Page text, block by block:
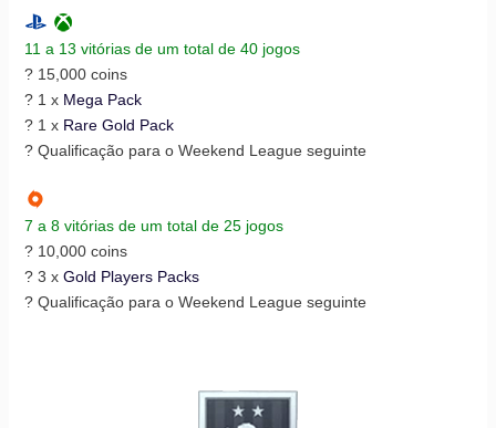
11 a 13 vitórias de um total de 40 jogos
? 15,000 coins
? 1 x Mega Pack
? 1 x Rare Gold Pack
? Qualificação para o Weekend League seguinte
7 a 8 vitórias de um total de 25 jogos
? 10,000 coins
? 3 x Gold Players Packs
? Qualificação para o Weekend League seguinte